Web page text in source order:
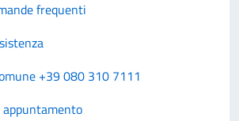
frequenti
+39 080 310 7111